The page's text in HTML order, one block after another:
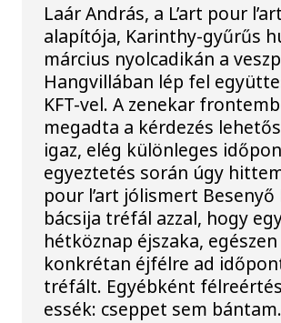
Laár András, a L’art pour
alapítója, Karinthy-gyűrűs
március nyolcadikán a
Hangvillában lép fel
KFT-vel. A zenekar
megadta a kérdezés
igaz, elég különleges
egyeztetés során úgy
pour l’art jólismert Besenyő
bácsija tréfál azzal, hogy
hétköznap éjszaka, egészen
konkrétan éjfélre ad
tréfált. Egyébként
essék: cseppet sem bántam.